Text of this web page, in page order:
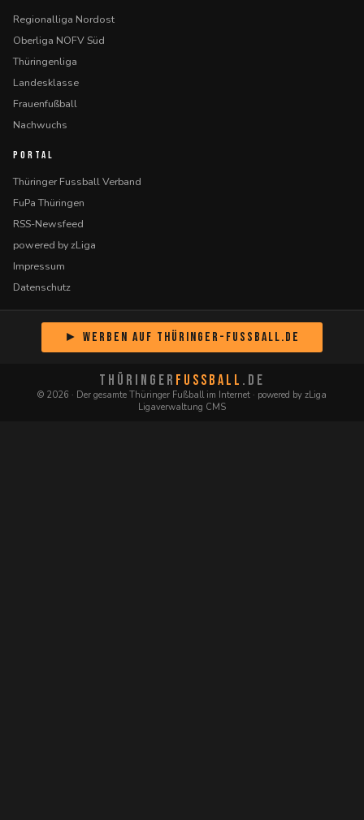
Regionalliga Nordost
Oberliga NOFV Süd
Thüringenliga
Landesklasse
Frauenfußball
Nachwuchs
PORTAL
Thüringer Fussball Verband
FuPa Thüringen
RSS-Newsfeed
powered by zLiga
Impressum
Datenschutz
► Werben auf Thüringer-Fussball.de
THÜRINGER FUSSBALL .DE
© 2026 · Der gesamte Thüringer Fußball im Internet · powered by zLiga
Ligaverwaltung CMS